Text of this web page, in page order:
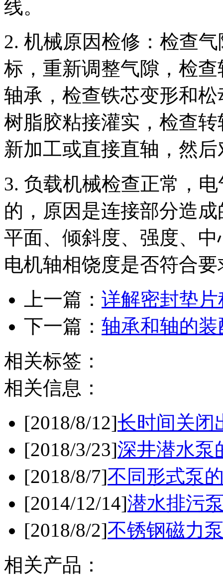
线。
2. 机械原因检修：检查
标，重新调整气隙，检
轴承，检查铁芯变形和
树脂胶粘接灌实，检查
新加工或直接直轴，然
3. 负载机械检查正常，
的，原因是连接部分造
平面、倾斜度、强度、
电机轴相饶度是否符合要
上一篇： 详解密封垫
下一篇： 轴承和轴的
相关标签：
相关信息：
[2018/8/12]长时间关闭
[2018/3/23]深井潜水泵
[2018/8/7]不同形式泵
[2014/12/14]潜水排污
[2018/8/2]不锈钢磁力
相关产品：